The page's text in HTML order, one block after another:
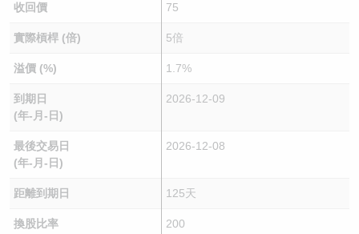
收回價 75
實際槓桿 (倍) 5倍
溢價 (%) 1.7%
到期日
(年-月-日)
2026-12-09
最後交易日
(年-月-日)
2026-12-08
距離到期日 125天
換股比率 200